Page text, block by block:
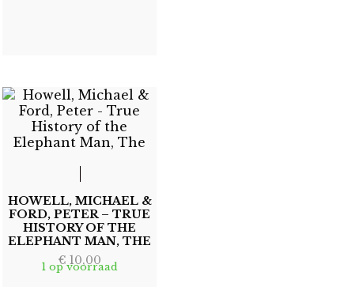
HOWELL, MICHAEL &
FORD, PETER – TRUE
HISTORY OF THE
ELEPHANT MAN, THE
€ 10,00
1 op voorraad